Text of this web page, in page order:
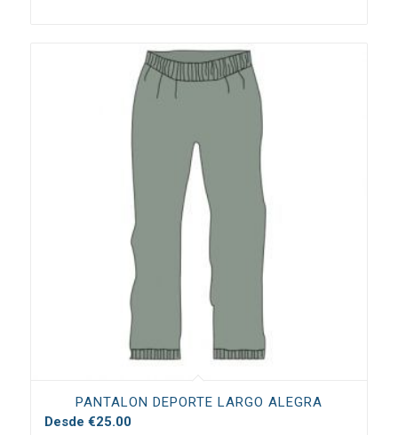
PANTALON DEPORTE LARGO ALEGRA
Desde €25.00